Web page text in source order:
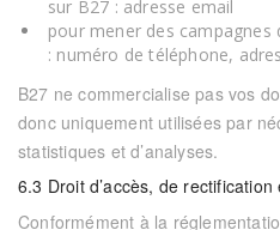
sur B27 : adresse email
pour mener des
: numéro de téléphone,
B27 ne commercialise pas vos
donc uniquement utilisées par
statistiques et d’analyses.
6.3 Droit d’accès, de rectification
Conformément à la